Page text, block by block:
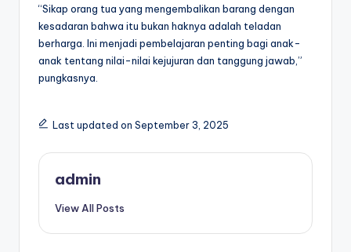
“Sikap orang tua yang mengembalikan barang dengan
kesadaran bahwa itu bukan haknya adalah teladan
berharga. Ini menjadi pembelajaran penting bagi anak-
anak tentang nilai-nilai kejujuran dan tanggung jawab,”
pungkasnya.
Last updated on September 3, 2025
admin
View All Posts